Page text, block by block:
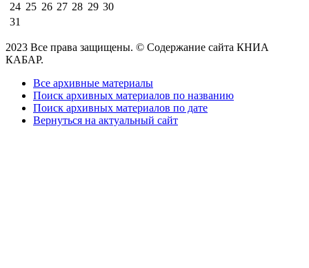
24 25 26 27 28 29 30
31
2023 Все права защищены. © Содержание сайта КНИА
КАБАР.
Все архивные материалы
Поиск архивных материалов по названию
Поиск архивных материалов по дате
Вернуться на актуальный сайт